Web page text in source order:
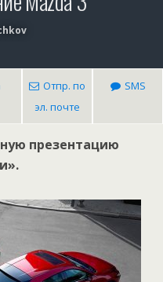
Отпр. по
эл. почте
SMS
презентацию